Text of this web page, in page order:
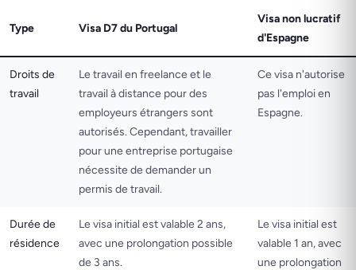
Type Visa D7 du Portugal
Visa non lucratif
d'Espagne
Droits de
travail
Le travail en freelance et le
travail à distance pour des
employeurs étrangers sont
autorisés. Cependant, travailler
pour une entreprise portugaise
nécessite de demander un
permis de travail​.
Ce visa n'autorise
pas l'emploi en
Espagne.
Durée de
résidence
Le visa initial est valable 2 ans,
avec une prolongation possible
de 3 ans.
Le visa initial est
valable 1 an, avec
une prolongation